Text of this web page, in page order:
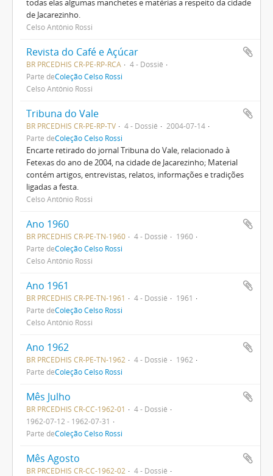
todas elas algumas manchetes e matérias a respeito da cidade
de Jacarezinho.
Celso Antônio Rossi
Revista do Café e Açúcar
BR PRCEDHIS CR-PE-RP-RCA
4 - Dossiê
Parte deColeção Celso Rossi
Celso Antônio Rossi
Tribuna do Vale
BR PRCEDHIS CR-PE-RP-TV 4 - Dossiê
2004-07-14
Parte deColeção Celso Rossi
Encarte retirado do jornal Tribuna do Vale, relacionado à
Fetexas do ano de 2004, na cidade de Jacarezinho; Material
contém artigos, entrevistas, relatos, informações e tradições
ligadas a festa.
Celso Antônio Rossi
Ano 1960
BR PRCEDHIS CR-PE-TN-1960 4 - Dossiê
1960
Parte deColeção Celso Rossi
Celso Antônio Rossi
Ano 1961
BR PRCEDHIS CR-PE-TN-1961 4 - Dossiê
1961
Parte deColeção Celso Rossi
Celso Antônio Rossi
Ano 1962
BR PRCEDHIS CR-PE-TN-1962 4 - Dossiê
1962
Parte deColeção Celso Rossi
Mês Julho
BR PRCEDHIS CR-CC-1962-01
4 - Dossiê
1962-07-12 - 1962-07-31
Parte deColeção Celso Rossi
Mês Agosto
BR PRCEDHIS CR-CC-1962-02
4 - Dossiê